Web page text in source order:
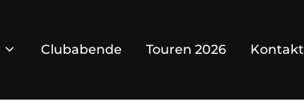
Clubabende Touren 2026 Kontakt